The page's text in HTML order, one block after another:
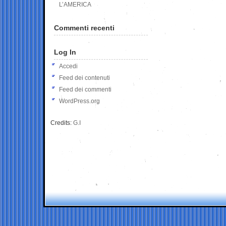
L’AMERICA
Commenti recenti
Log In
Accedi
Feed dei contenuti
Feed dei commenti
WordPress.org
Credits: G.I